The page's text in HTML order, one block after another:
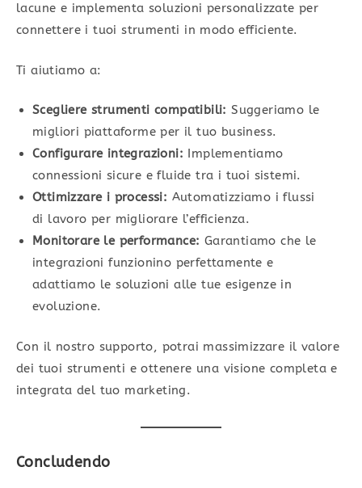
lacune e implementa soluzioni personalizzate per
connettere i tuoi strumenti in modo efficiente.
Ti aiutiamo a:
Scegliere strumenti compatibili: Suggeriamo le
migliori piattaforme per il tuo business.
Configurare integrazioni: Implementiamo
connessioni sicure e fluide tra i tuoi sistemi.
Ottimizzare i processi: Automatizziamo i flussi
di lavoro per migliorare l’efficienza.
Monitorare le performance: Garantiamo che le
integrazioni funzionino perfettamente e
adattiamo le soluzioni alle tue esigenze in
evoluzione.
Con il nostro supporto, potrai massimizzare il valore
dei tuoi strumenti e ottenere una visione completa e
integrata del tuo marketing.
Concludendo